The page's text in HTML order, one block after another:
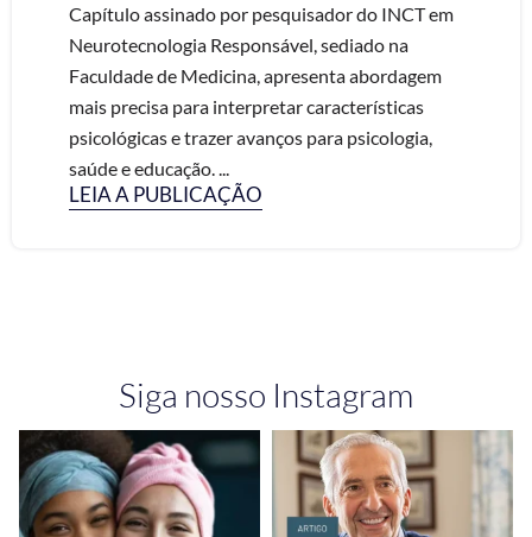
Capítulo assinado por pesquisador do INCT em
Neurotecnologia Responsável, sediado na
Faculdade de Medicina, apresenta abordagem
mais precisa para interpretar características
psicológicas e trazer avanços para psicologia,
saúde e educação. ...
LEIA A PUBLICAÇÃO
Siga nosso Instagram